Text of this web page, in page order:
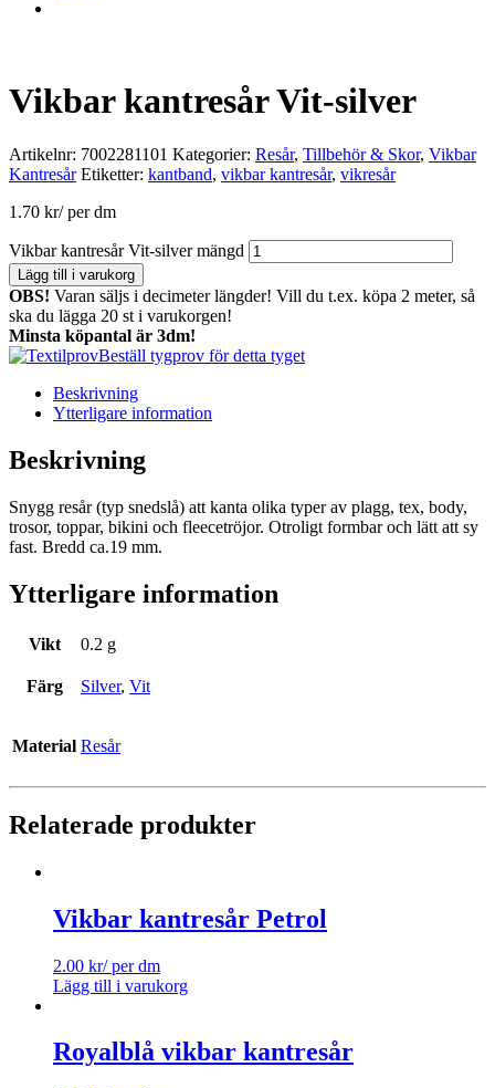
Vikbar kantresår Vit-silver
Artikelnr: 7002281101 Kategorier: Resår, Tillbehör & Skor, Vikbar
Kantresår Etiketter: kantband, vikbar kantresår, vikresår
1.70 kr/ per dm
Vikbar kantresår Vit-silver mängd
Lägg till i varukorg
OBS! Varan säljs i decimeter längder! Vill du t.ex. köpa 2 meter, så
ska du lägga 20 st i varukorgen!
Minsta köpantal är 3dm!
Beställ tygprov för detta tyget
Beskrivning
Ytterligare information
Beskrivning
Snygg resår (typ snedslå) att kanta olika typer av plagg, tex, body,
trosor, toppar, bikini och fleecetröjor. Otroligt formbar och lätt att sy
fast. Bredd ca.19 mm.
Ytterligare information
Vikt 0.2 g
Färg Silver, Vit
Material Resår
Relaterade produkter
Vikbar kantresår Petrol
2.00 kr/ per dm
Lägg till i varukorg
Royalblå vikbar kantresår